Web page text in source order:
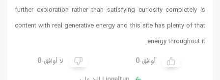
further exploration rather than satisfying curiosity completely is
content with real generative energy and this site has plenty of that
energy throughout it.
أوافق 0 لا أوافق 0